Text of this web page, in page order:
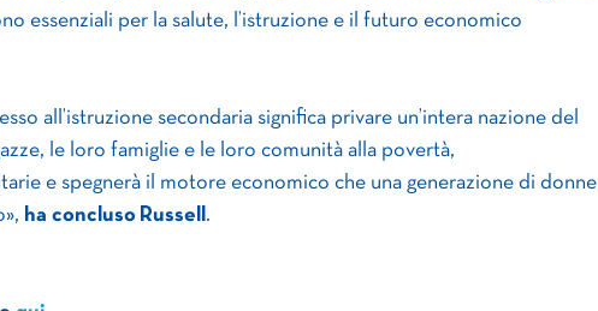
essenziali per la salute, l’istruzione e il futuro economico
all’istruzione secondaria significa privare un’intera nazione del
le loro famiglie e le loro comunità alla povertà,
e spegnerà il motore economico che una generazione di donne
ha concluso Russell .